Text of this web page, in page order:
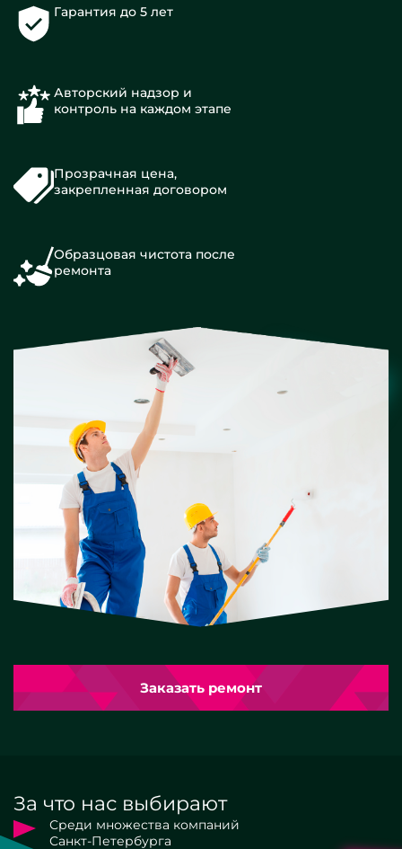
Гарантия до 5 лет
Авторский надзор и
контроль на каждом этапе
Прозрачная цена,
закрепленная договором
Образцовая чистота после
ремонта
Заказать ремонт
За что нас выбирают
Среди множества компаний
Санкт-Петербурга